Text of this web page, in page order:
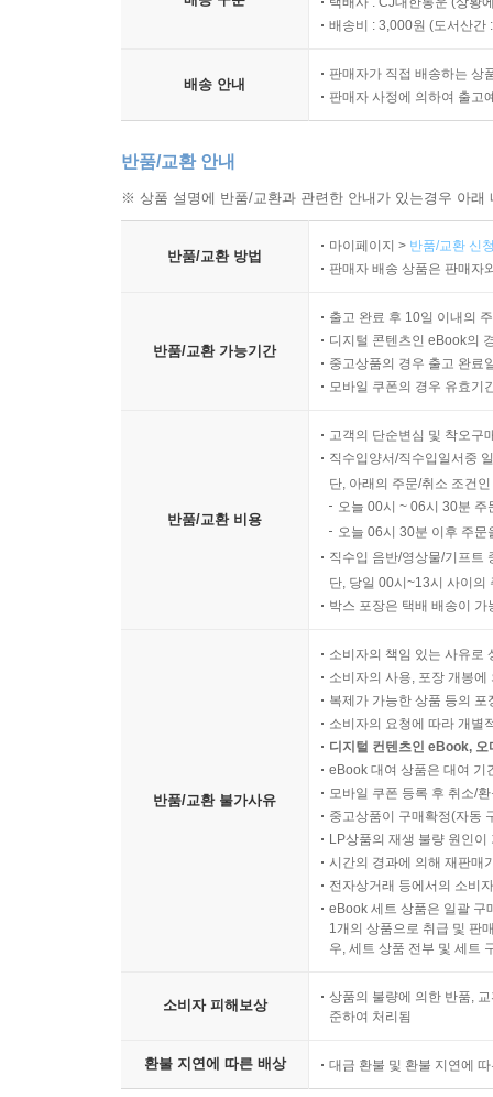
배송비 : 3,000원 (도서산간
배송 안내
판매자가 직접 배송하는 상
판매자 사정에 의하여 출고
반품/교환 안내
※ 상품 설명에 반품/교환과 관련한 안내가 있는경우 아
반품/교환 방법
마이페이지 > 반품/교환 신
판매자 배송 상품은 판매자
반품/교환 가능기간
출고 완료 후 10일 이내의
디지털 콘텐츠인 eBook의
중고상품의 경우 출고 완료
모바일 쿠폰의 경우 유효기
반품/교환 비용
고객의 단순변심 및 착오구
직수입양서/직수입일서중
단, 아래의 주문/취소 조건
오늘 00시 ~ 06시 30분
오늘 06시 30분 이후 주
직수입 음반/영상물/기프트
단, 당일 00시~13시 사이의
박스 포장은 택배 배송이
반품/교환 불가사유
소비자의 책임 있는 사유로
소비자의 사용, 포장 개봉
복제가 가능한 상품 등의
소비자의 요청에 따라 개별
디지털 컨텐츠인 eBook,
eBook 대여 상품은 대여 기
모바일 쿠폰 등록 후 취소/
중고상품이 구매확정(자동
LP상품의 재생 불량 원인
시간의 경과에 의해 재판매
전자상거래 등에서의 소비
eBook 세트 상품은 일괄 구
1개의 상품으로 취급 및 판
우, 세트 상품 전부 및 세트
소비자 피해보상
상품의 불량에 의한 반품,
준하여 처리됨
환불 지연에 따른 배상 대금 환불 및 환불 지연에